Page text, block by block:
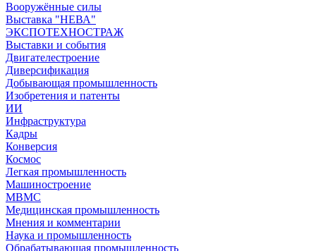
Вооружённые силы
Выставка "НЕВА"
ЭКСПОТЕХНОСТРАЖ
Выставки и события
Двигателестроение
Диверсификация
Добывающая промышленность
Изобретения и патенты
ИИ
Инфраструктура
Кадры
Конверсия
Космос
Легкая промышленность
Машиностроение
МВМС
Медицинская промышленность
Мнения и комментарии
Наука и промышленность
Обрабатывающая промышленность